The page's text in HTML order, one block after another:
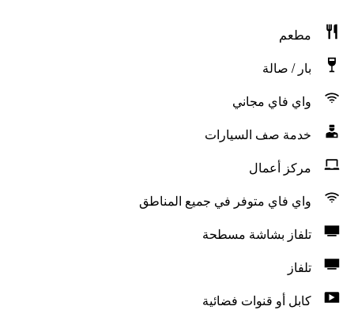
مطعم
بار / صالة
واي فاي مجاني
خدمة صف السيارات
مركز أعمال
واي فاي متوفر في جميع المناطق
تلفاز بشاشة مسطحة
تلفاز
كابل أو قنوات فضائية